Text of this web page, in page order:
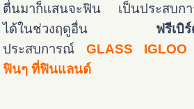
ตื่นมาก็แสนจะฟิน เป็นประสบกา
ได้ในช่วงฤดูอื่น ฟรีเบิ
ประสบการณ์ GLASS IGLOO
ฟินๆ ที่ฟินแลนด์